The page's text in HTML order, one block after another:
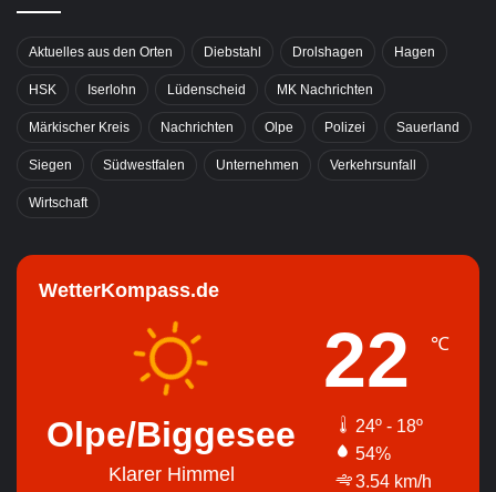
Aktuelles aus den Orten Diebstahl Drolshagen Hagen
HSK Iserlohn Lüdenscheid MK Nachrichten
Märkischer Kreis Nachrichten Olpe Polizei Sauerland
Siegen Südwestfalen Unternehmen Verkehrsunfall
Wirtschaft
WetterKompass.de
Olpe/Biggesee
Klarer Himmel
22 ℃
24º - 18º
54%
3.54 km/h